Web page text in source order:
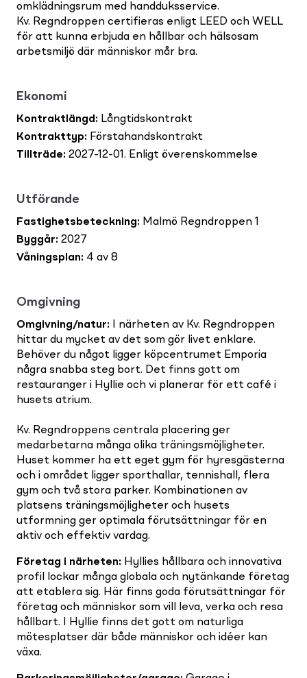
omklädningsrum med handduksservice.
Kv. Regndroppen certifieras enligt LEED och WELL
för att kunna erbjuda en hållbar och hälsosam
arbetsmiljö där människor mår bra.
Ekonomi
Kontraktlängd : Långtidskontrakt
Kontrakttyp: Förstahandskontrakt
Tillträde: 2027-12-01. Enligt överenskommelse
Utförande
Fastighetsbeteckning: Malmö Regndroppen 1
Byggår: 2027
Våningsplan: 4 av 8
Omgivning
Omgivning/natur: I närheten av Kv. Regndroppen
hittar du mycket av det som gör livet enklare.
Behöver du något ligger köpcentrumet Emporia
några snabba steg bort. Det finns gott om
restauranger i Hyllie och vi planerar för ett café i
husets atrium.
Kv. Regndroppens centrala placering ger
medarbetarna många olika träningsmöjligheter.
Huset kommer ha ett eget gym för hyresgästerna
och i området ligger sporthallar, tennishall, flera
gym och två stora parker. Kombinationen av
platsens träningsmöjligheter och husets
utformning ger optimala förutsättningar för en
aktiv och effektiv vardag.
Företag i närheten: Hyllies hållbara och innovativa
profil lockar många globala och nytänkande företag
att etablera sig. Här finns goda förutsättningar för
företag och människor som vill leva, verka och resa
hållbart. I Hyllie finns det gott om naturliga
mötesplatser där både människor och idéer kan
växa.